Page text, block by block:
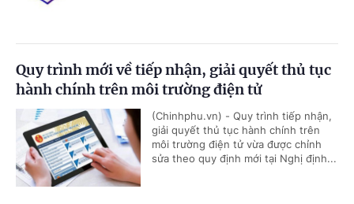
Quy trình mới về tiếp nhận, giải quyết thủ tục
hành chính trên môi trường điện tử
(Chinhphu.vn) - Quy trình tiếp nhận,
giải quyết thủ tục hành chính trên
môi trường điện tử vừa được chỉnh
sửa theo quy định mới tại Nghị định...